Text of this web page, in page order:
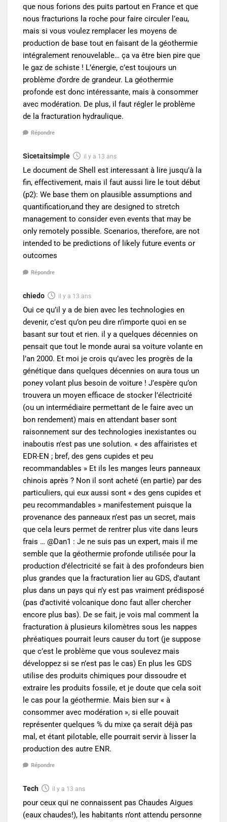
que nous forions des puits partout en France et que
nous fracturions la roche pour faire circuler l’eau,
mais si vous voulez remplacer les moyens de
production de base tout en faisant de la géothermie
intégralement renouvelable… ça va être bien pire que
le gaz de schiste ! L’énergie, c’est toujours un
problème d’ordre de grandeur. La géothermie
profonde est donc intéressante, mais à consommer
avec modération. De plus, il faut régler le problème
de la fracturation hydraulique.
Répondre
Sicetaitsimple il y a 13 ans
Le document de Shell est interessant à lire jusqu’à la
fin, effectivement, mais il faut aussi lire le tout début
(p2): We base them on plausible assumptions and
quantification,and they are designed to stretch
management to consider even events that may be
only remotely possible. Scenarios, therefore, are not
intended to be predictions of likely future events or
outcomes
Répondre
chiedo il y a 13 ans
Oui ce qu’il y a de bien avec les technologies en
devenir, c’est qu’on peu dire n’importe quoi en se
basant sur tout et rien. il y a quelques décennies on
pensait que tout le monde aurai sa voiture volante en
l’an 2000. Et moi je crois qu’avec les progrès de la
génétique dans quelques décennies on aura tous un
poney volant plus besoin de voiture ! J’espère qu’on
trouvera un moyen efficace de stocker l’électricité
(ou un intermédiaire permettant de le faire avec un
bon rendement) mais en attendant baser sont
raisonnement sur des technologies inexistantes ou
inaboutis n’est pas une solution. « des affairistes et
EDR-EN ; bref, des gens cupides et peu
recommandables » Et ils les manges leurs panneaux
chinois après ? Non il sont acheté (en partie) par des
particuliers, qui eux aussi sont « des gens cupides et
peu recommandables » manifestement puisque la
provenance des panneaux n’est pas un secret, mais
que cela leurs permet de rentrer plus vite dans leurs
frais … @Dan1 : Je ne suis pas un expert, mais il me
semble que la géothermie profonde utilisée pour la
production d’électricité se fait à des profondeurs bien
plus grandes que la fracturation lier au GDS, d’autant
plus dans un pays qui n’y est pas vraiment prédisposé
(pas d’activité volcanique donc faut aller chercher
encore plus bas). De se fait, je vois mal comment la
fracturation à plusieurs kilomètres sous les nappes
phréatiques pourrait leurs causer du tort (je suppose
que c’est le problème que vous soulevez mais
développez si se n’est pas le cas) En plus les GDS
utilise des produits chimiques pour dissoudre et
extraire les produits fossile, et je doute que cela soit
le cas pour la géothermie. Mais bien sur « à
consommer avec modération », si elle pouvait
représenter quelques % du mixe ça serait déjà pas
mal, et étant pilotable, elle pourrait servir à lisser la
production des autre ENR.
Répondre
Tech il y a 13 ans
pour ceux qui ne connaissent pas Chaudes Aigues
(eaux chaudes!), les habitants n’ont attendu personne